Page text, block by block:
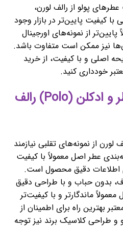
پولو از رالف لورن،
کیفیت پایین‌تر در بازار وجود
از نمونه‌های اورجینال
نیز ممکن است متفاوت باشد.
اصلی و با کیفیت، از خرید
خودداری کنید.
فرق اصل و فیک عطر و ادکلن (Polo) رالف
از نمونه‌های تقلبی نیازمند
عطر اصل معمولاً با کیفیت
اطلاعات دقیق محصول است.
بدون حباب و با طراحی دقیق
ماندگارتر و با کیفیت‌تر
بهترین راه برای اطمینان از
طراحی کلاسیک برند نیز توجه